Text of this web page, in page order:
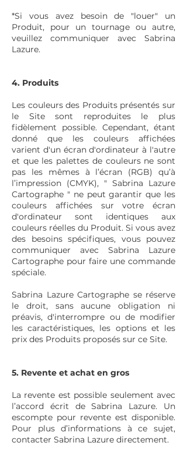
*Si vous avez besoin de "louer" un
Produit, pour un tournage ou autre,
veuillez communiquer avec Sabrina
Lazure.
4. Produits
Les couleurs des Produits présentés sur
le Site sont reproduites le plus
fidèlement possible. Cependant, étant
donné que les couleurs affichées
varient d'un écran d'ordinateur à l'autre
et que les palettes de couleurs ne sont
pas les mêmes à l’écran (RGB) qu’à
l’impression (CMYK), " Sabrina Lazure
Cartographe " ne peut garantir que les
couleurs affichées sur votre écran
d'ordinateur sont identiques aux
couleurs réelles du Produit. Si vous avez
des besoins spécifiques, vous pouvez
communiquer avec Sabrina Lazure
Cartographe pour faire une commande
spéciale.
Sabrina Lazure Cartographe se réserve
le droit, sans aucune obligation ni
préavis, d'interrompre ou de modifier
les caractéristiques, les options et les
prix des Produits proposés sur ce Site.
5. Revente et achat en gros
La revente est possible seulement avec
l’accord écrit de Sabrina Lazure. Un
escompte pour revente est disponible.
Pour plus d’informations à ce sujet,
contacter Sabrina Lazure directement.